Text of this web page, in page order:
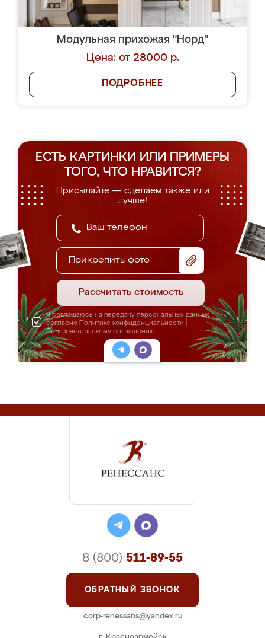
Модульная прихожая "Норд"
Цена: от 28000 р.
ПОДРОБНЕЕ
ЕСТЬ КАРТИНКИ ИЛИ ПРИМЕРЫ
ТОГО, ЧТО НРАВИТСЯ?
Присылайте — сделаем также или
лучше!
Прикрепить фото
Рассчитать стоимость
Я соглашаюсь на передачу персональных данных
согласно Политике конфиденциальности
Пользовательскому соглашению
8 (800) 511-89-55
ОБРАТНЫЙ ЗВОНОК
corp-renessans@yandex.ru